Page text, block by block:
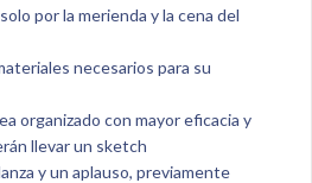
por la merienda y la cena del
necesarios para su
organizado con mayor eficacia y
llevar un sketch
y un aplauso, previamente